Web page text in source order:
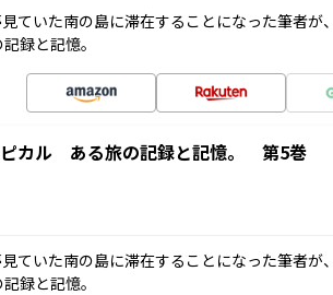
ていた南の島に滞在することになった筆者が
録と記憶。
ピカル ある旅の記録と記憶。 第5巻
ていた南の島に滞在することになった筆者が
録と記憶。